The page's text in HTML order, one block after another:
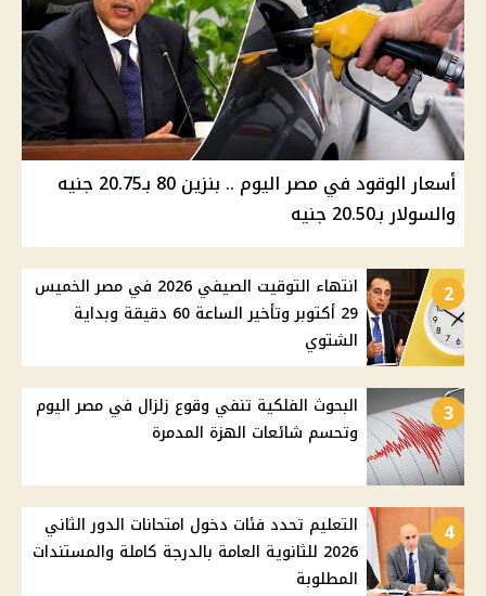
أسعار الوقود في مصر اليوم .. بنزين 80 بـ20.75 جنيه
والسولار بـ20.50 جنيه
2
انتهاء التوقيت الصيفي 2026 في مصر الخميس
29 أكتوبر وتأخير الساعة 60 دقيقة وبداية
الشتوي
3
البحوث الفلكية تنفي وقوع زلزال في مصر اليوم
وتحسم شائعات الهزة المدمرة
4
التعليم تحدد فئات دخول امتحانات الدور الثاني
2026 للثانوية العامة بالدرجة كاملة والمستندات
المطلوبة